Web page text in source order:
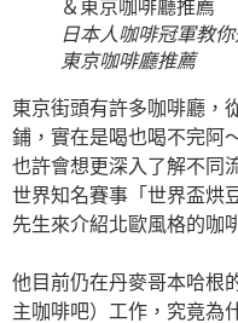
日本人咖啡冠軍教
東京咖啡廳推薦
東京街頭有許多咖啡廳，
鋪，實在是喝也喝不完阿
也許會想更深入了解不同
世界知名賽事「世界盃烘
先生來介紹北歐風格的咖
他目前仍在丹麥哥本哈根
主咖啡吧）工作，究竟為